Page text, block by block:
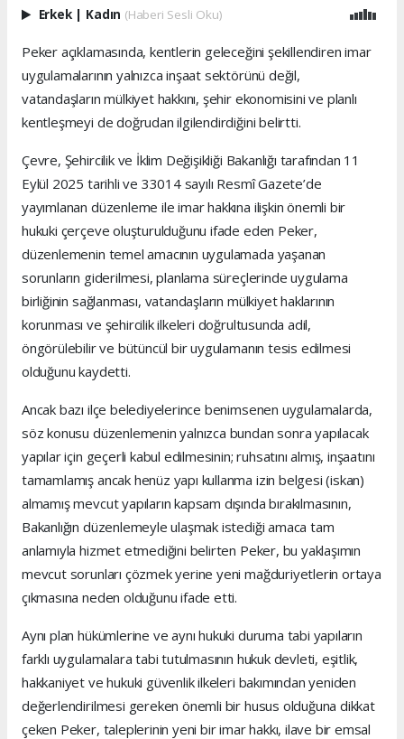
Erkek | Kadın (Haberi Sesli Oku)
Peker açıklamasında, kentlerin geleceğini şekillendiren imar
uygulamalarının yalnızca inşaat sektörünü değil,
vatandaşların mülkiyet hakkını, şehir ekonomisini ve planlı
kentleşmeyi de doğrudan ilgilendirdiğini belirtti.
Çevre, Şehircilik ve İklim Değişikliği Bakanlığı tarafından 11
Eylül 2025 tarihli ve 33014 sayılı Resmî Gazete’de
yayımlanan düzenleme ile imar hakkına ilişkin önemli bir
hukuki çerçeve oluşturulduğunu ifade eden Peker,
düzenlemenin temel amacının uygulamada yaşanan
sorunların giderilmesi, planlama süreçlerinde uygulama
birliğinin sağlanması, vatandaşların mülkiyet haklarının
korunması ve şehircilik ilkeleri doğrultusunda adil,
öngörülebilir ve bütüncül bir uygulamanın tesis edilmesi
olduğunu kaydetti.
Ancak bazı ilçe belediyelerince benimsenen uygulamalarda,
söz konusu düzenlemenin yalnızca bundan sonra yapılacak
yapılar için geçerli kabul edilmesinin; ruhsatını almış, inşaatını
tamamlamış ancak henüz yapı kullanma izin belgesi (iskan)
almamış mevcut yapıların kapsam dışında bırakılmasının,
Bakanlığın düzenlemeyle ulaşmak istediği amaca tam
anlamıyla hizmet etmediğini belirten Peker, bu yaklaşımın
mevcut sorunları çözmek yerine yeni mağduriyetlerin ortaya
çıkmasına neden olduğunu ifade etti.
Aynı plan hükümlerine ve aynı hukuki duruma tabi yapıların
farklı uygulamalara tabi tutulmasının hukuk devleti, eşitlik,
hakkaniyet ve hukuki güvenlik ilkeleri bakımından yeniden
değerlendirilmesi gereken önemli bir husus olduğuna dikkat
çeken Peker, taleplerinin yeni bir imar hakkı, ilave bir emsal